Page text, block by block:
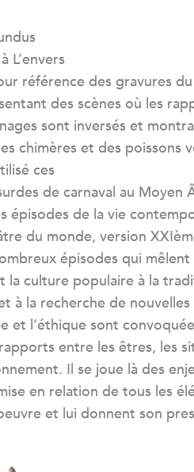
L’envers
référence des gravures
des scènes où les
sont inversés et
chimères et des poissons
ces
de carnaval au Moyen
épisodes de la vie
du monde, version
épisodes qui mêlent
la culture populaire à la
à la recherche de
et l’éthique sont
entre les êtres, les
Il se joue là des
en relation de tous les
et lui donnent son